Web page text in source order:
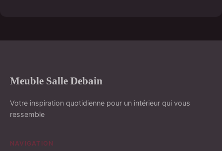
Meuble Salle Debain
Votre inspiration quotidienne pour un intérieur qui vous
ressemble
NAVIGATION